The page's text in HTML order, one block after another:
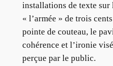
installations de texte sur
« l’armée » de trois
pointe de couteau, le
cohérence et l’ironie
perçue par le public.